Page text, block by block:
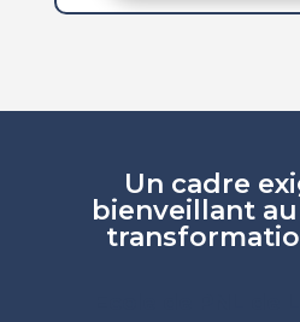
Un cadre
bienveillant